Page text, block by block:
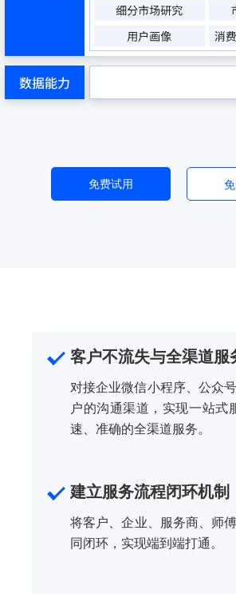
免费试用
客户不流失与全渠道服
对接企业微信小程序、公众
户的沟通渠道，实现一站式
速、准确的全渠道服务。
建立服务流程闭环机制
将客户、企业、服务商、师
同闭环，实现端到端打通。